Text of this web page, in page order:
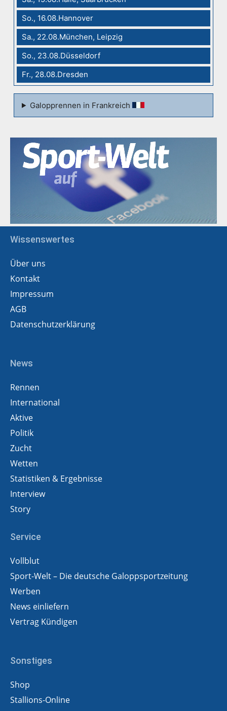
So., 16.08.Hannover
Sa., 22.08.München, Leipzig
So., 23.08.Düsseldorf
Fr., 28.08.Dresden
Galopprennen in Frankreich
Wissenswertes
Über uns
Kontakt
Impressum
AGB
Datenschutzerklärung
News
Rennen
International
Aktive
Politik
Zucht
Wetten
Statistiken & Ergebnisse
Interview
Story
Service
Vollblut
Sport-Welt – Die deutsche Galoppsportzeitung
Werben
News einliefern
Vertrag Kündigen
Sonstiges
Shop
Stallions-Online